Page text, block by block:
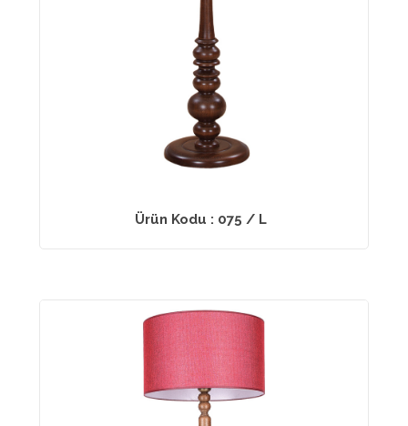
Ürün Kodu : 075 / L